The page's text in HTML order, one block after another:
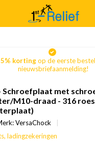
5% kortingop de eerste
nieuwsbriefaanmelding!
Schroefplaat met
M10-draad - 316
VersaChock
ladingzekeringen